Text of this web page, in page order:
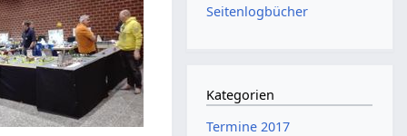
Seitenlogbücher
Kategorien
Termine 2017